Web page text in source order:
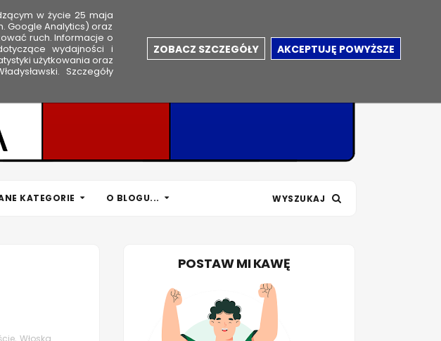
KATEGORIE O BLOGU... WYSZUKAJ
, Włoska
POSTAW MI KAWĘ
w życie 25 maja
Google Analytics) oraz
ruch. Informacje o
wydajności i
użytkowania oraz
Szczegóły
ZOBACZ SZCZEGÓŁY AKCEPTUJĘ POWYŻSZE